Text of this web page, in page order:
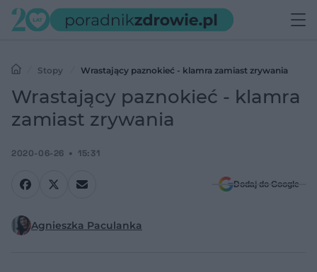
Stopy Wrastający paznokieć - klamra zamiast zrywania
Wrastający paznokieć - klamra
zamiast zrywania
2020-06-26 15:31
Dodaj do Google
Agnieszka Paculanka